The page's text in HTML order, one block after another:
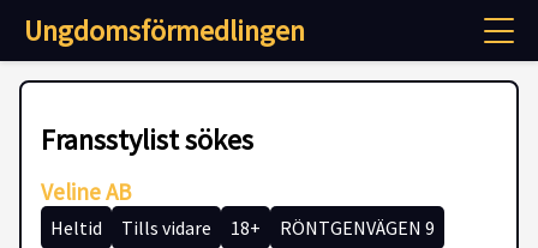
Ungdomsförmedlingen
Fransstylist sökes
Veline AB
Heltid Tills vidare 18+
RÖNTGENVÄGEN 9